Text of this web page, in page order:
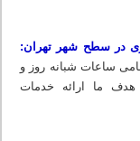
در سطح شهر تهران:
ساعات شبانه روز و
هدف ما ارائه خدمات